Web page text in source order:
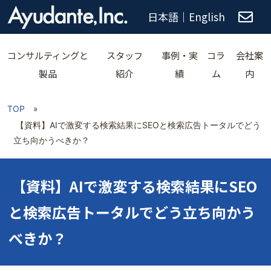
日本語 ｜ English
コンサルティングと
製品
スタッフ
紹介
事例・実
績
コラ
ム
会社案
内
TOP
»
【資料】AIで激変する検索結果にSEOと検索広告トータルでどう
立ち向かうべきか？
【資料】AIで激変する検索結果にSEO
と検索広告トータルでどう立ち向かう
べきか？